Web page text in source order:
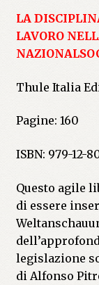
LA
LAVORO
Thule Italia
Pagine: 160
ISBN: 979-12-
Questo agile
di essere
legislazione
di Alfonso